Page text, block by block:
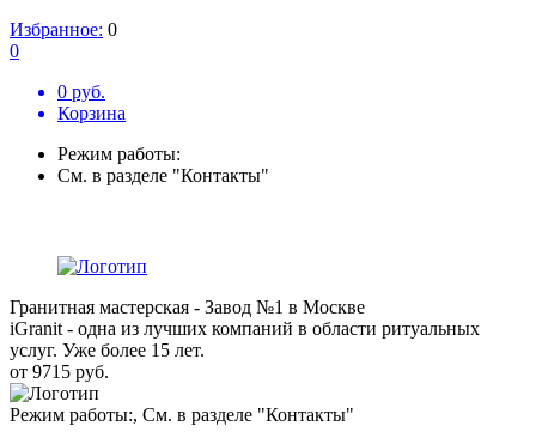
Избранное: 0
0
0 руб.
Корзина
Режим работы:
См. в разделе "Контакты"
Гранитная мастерская - Завод №1 в Москве
iGranit - одна из лучших компаний в области ритуальных
услуг. Уже более 15 лет.
от 9715 руб.
Режим работы:, См. в разделе "Контакты"